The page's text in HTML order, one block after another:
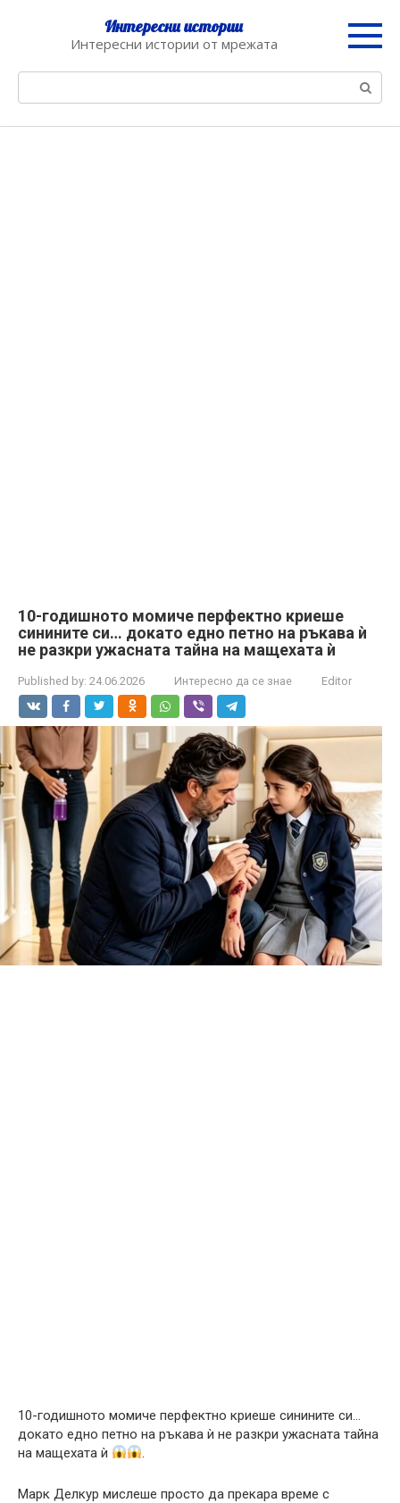
Интересни истории
Интересни истории от мрежата
10-годишното момиче перфектно криеше
синините си… докато едно петно на ръкава ѝ
не разкри ужасната тайна на мащехата ѝ
Published by: 24.06.2026 Интересно да се знае Editor
10-годишното момиче перфектно криеше синините си…
докато едно петно на ръкава ѝ не разкри ужасната тайна
на мащехата ѝ
Марк Делкур мислеше просто да прекара време с